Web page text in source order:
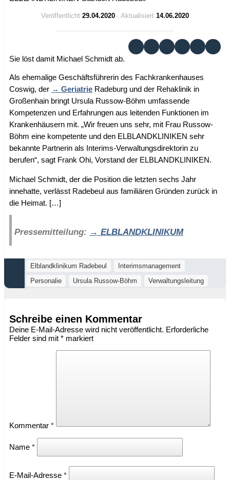
Veröffentlicht 29.04.2020 · Aktualisiert 14.06.2020
Sie löst damit Michael Schmidt ab.
Als ehemalige Geschäftsführerin des Fachkrankenhauses
Coswig, der
Geriatrie Radeburg und der Rehaklinik in
Großenhain bringt Ursula Russow-Böhm umfassende
Kompetenzen und Erfahrungen aus leitenden Funktionen im
Krankenhäusern mit. „Wir freuen uns sehr, mit Frau Russow-
Böhm eine kompetente und den ELBLANDKLINIKEN sehr
bekannte Partnerin als Interims-Verwaltungsdirektorin zu
berufen“, sagt Frank Ohi, Vorstand der ELBLANDKLINIKEN.
Michael Schmidt, der die Position die letzten sechs Jahr
innehatte, verlässt Radebeul aus familiären Gründen zurück in
die Heimat. […]
Pressemitteilung: ELBLANDKLINIKUM
Elblandklinikum Radebeul
Interimsmanagement
Personalie
Ursula Russow-Böhm Verwaltungsleitung
Schreibe einen Kommentar
Deine E-Mail-Adresse wird nicht veröffentlicht. Erforderliche
Felder sind mit * markiert
Kommentar *
Name *
E-Mail-Adresse *